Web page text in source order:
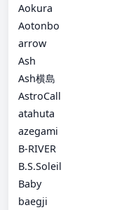
Aokura
Aotonbo
arrow
Ash
Ash横島
AstroCall
atahuta
azegami
B-RIVER
B.S.Soleil
Baby
baegji